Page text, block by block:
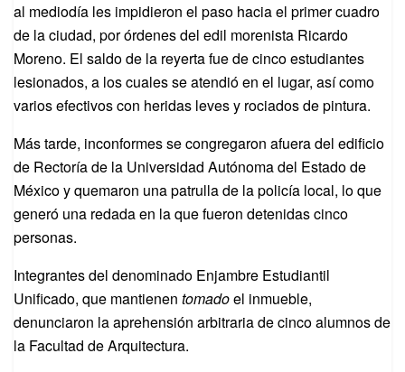
al mediodía les impidieron el paso hacia el primer cuadro
de la ciudad, por órdenes del edil morenista Ricardo
Moreno. El saldo de la reyerta fue de cinco estudiantes
lesionados, a los cuales se atendió en el lugar, así como
varios efectivos con heridas leves y rociados de pintura.
Más tarde, inconformes se congregaron afuera del edificio
de Rectoría de la Universidad Autónoma del Estado de
México y quemaron una patrulla de la policía local, lo que
generó una redada en la que fueron detenidas cinco
personas.
Integrantes del denominado Enjambre Estudiantil
Unificado, que mantienen tomadoel inmueble,
denunciaron la aprehensión arbitraria de cinco alumnos de
la Facultad de Arquitectura.